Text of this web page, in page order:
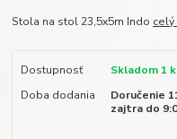
Stola na stol 23,5x5m Indo
Dostupnosť
Skladom 1
Doba dodania
Doručenie
zajtra do